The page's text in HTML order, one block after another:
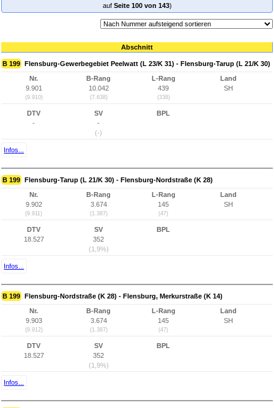
auf Seite 100 von 143)
Abschnitt
B 199 Flensburg-Gewerbegebiet Peelwatt (L 23/K 31) - Flensburg-Tarup (L 21/K 30)
Nr.
9.901
(9.910)
B-Rang
10.042
(7.638)
L-Rang
439
(338)
Land
SH
DTV
-
SV
-
(-)
BPL
Infos...
B 199 Flensburg-Tarup (L 21/K 30) - Flensburg-Nordstraße (K 28)
Nr.
9.902
(9.911)
B-Rang
3.674
(1.387)
L-Rang
145
(47)
Land
SH
DTV
18.527
SV
352
(1,9%)
BPL
Infos...
B 199 Flensburg-Nordstraße (K 28) - Flensburg, Merkurstraße (K 14)
Nr.
9.903
(9.912)
B-Rang
3.674
(1.387)
L-Rang
145
(47)
Land
SH
DTV
18.527
SV
352
(1,9%)
BPL
Infos...